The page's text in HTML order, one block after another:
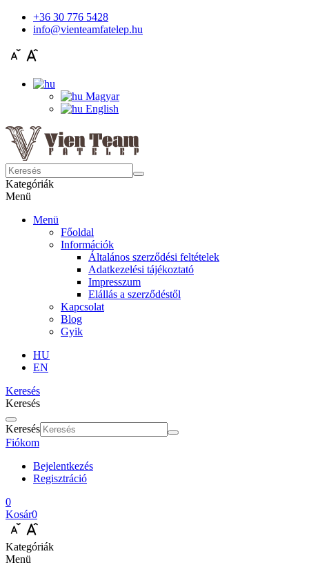
+36 30 776 5428
info@vienteamfatelep.hu
Magyar
English
Kategóriák
Menü
Menü
Főoldal
Információk
Általános szerződési feltételek
Adatkezelési tájékoztató
Impresszum
Elállás a szerződéstől
Kapcsolat
Blog
Gyik
HU
EN
Keresés
Keresés
Keresés
Fiókom
Bejelentkezés
Regisztráció
0
Kosár0
Kategóriák
Menü